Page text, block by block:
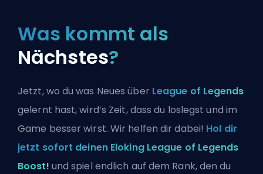
Was kommt als
Nächstes?
Jetzt, wo du was Neues über League of Legends
gelernt hast, wird’s Zeit, dass du loslegst und im
Game besser wirst. Wir helfen dir dabei! Hol dir
jetzt sofort deinen Eloking League of Legends
Boost! und spiel endlich auf dem Rank, den du